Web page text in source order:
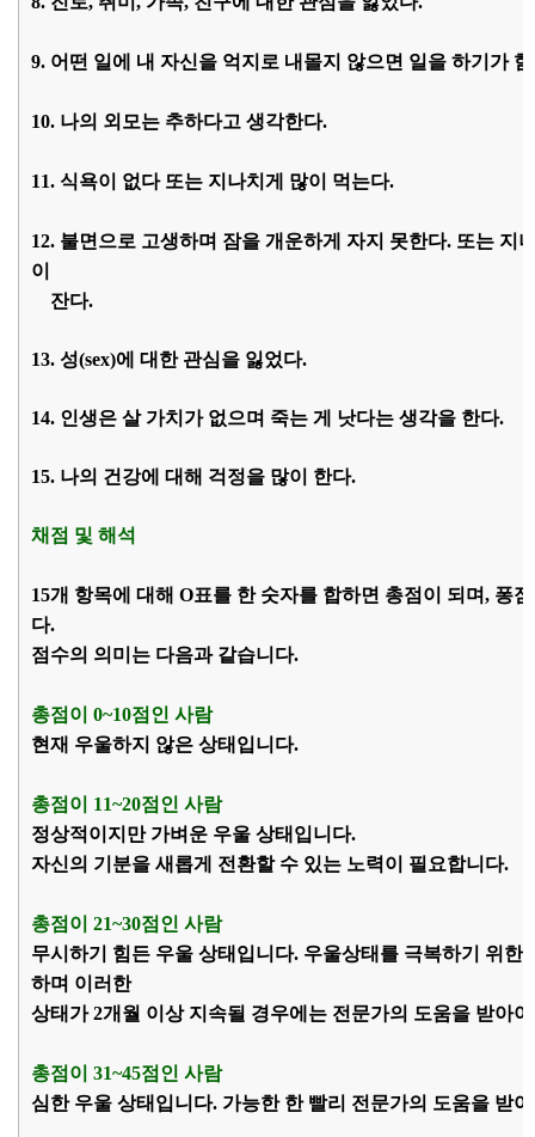
9. 어떤 일에 내 자신을 억지로 내몰지 않으면 일을 하기가
10. 나의 외모는 추하다고 생각한다.
11. 식욕이 없다 또는 지나치게 많이 먹는다.
12. 불면으로 고생하며 잠을 개운하게 자지 못한다. 또는 지
이
잔다.
13. 성(sex)에 대한 관심을 잃었다.
14. 인생은 살 가치가 없으며 죽는 게 낫다는 생각을 한다.
15. 나의 건강에 대해 걱정을 많이 한다.
채점 및 해석
15개 항목에 대해 O표를 한 숫자를 합하면 총점이 되며, 퐁
다.
점수의 의미는 다음과 같습니다.
총점이 0~10점인 사람
현재 우울하지 않은 상태입니다.
총점이 11~20점인 사람
정상적이지만 가벼운 우울 상태입니다.
자신의 기분을 새롭게 전환할 수 있는 노력이 필요합니다.
총점이 21~30점인 사람
무시하기 힘든 우울 상태입니다. 우울상태를 극복하기 위한
하며 이러한
상태가 2개월 이상 지속될 경우에는 전문가의 도움을 받아
총점이 31~45점인 사람
심한 우울 상태입니다. 가능한 한 빨리 전문가의 도움을 받